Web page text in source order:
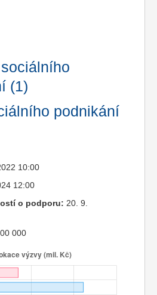
(1)
podnikání
10:00
12:00
o podporu: 20. 9.
000